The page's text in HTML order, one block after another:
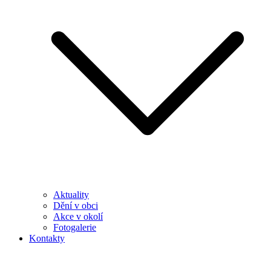
Aktuality
Dění v obci
Akce v okolí
Fotogalerie
Kontakty